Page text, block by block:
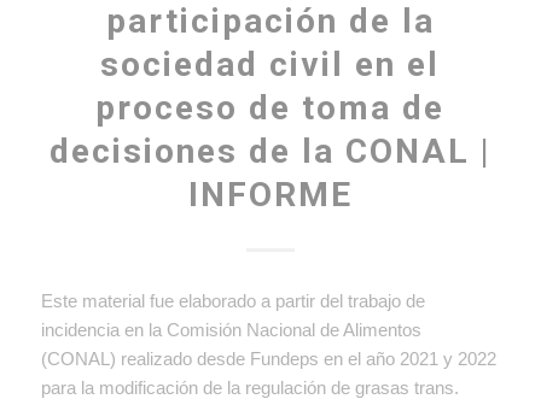
participación de la
sociedad civil en el
proceso de toma de
decisiones de la CONAL |
INFORME
Este material fue elaborado a partir del trabajo de
incidencia en la Comisión Nacional de Alimentos
(CONAL) realizado desde Fundeps en el año 2021 y 2022
para la modificación de la regulación de grasas trans.